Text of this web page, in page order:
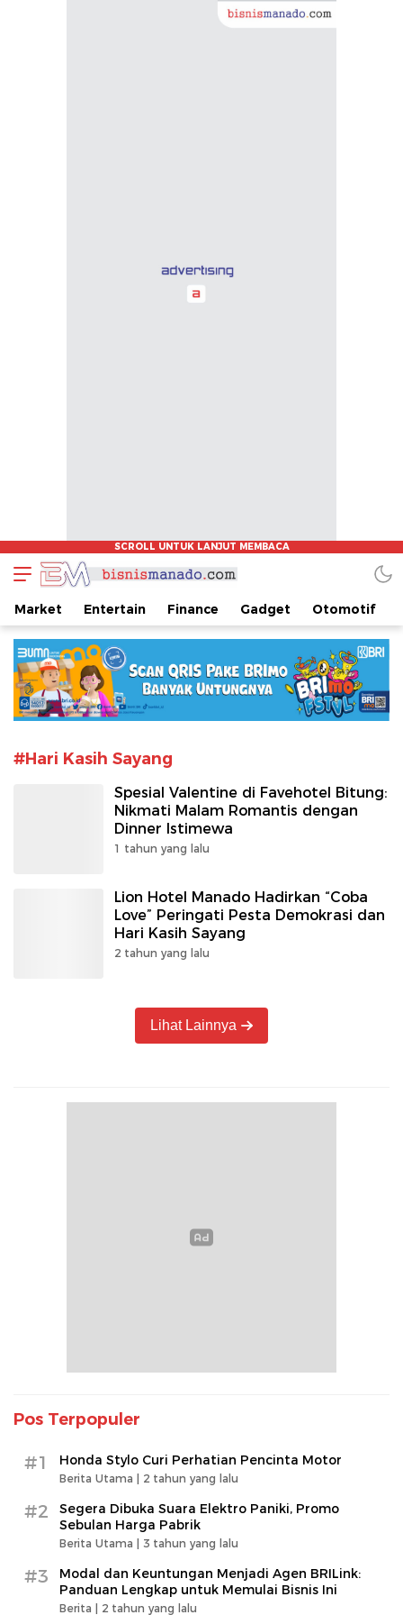
www.bisnismanado.com
Berita Bisnis Sulawesi Utara
Market Entertain Finance Gadget Otomotif
#Hari Kasih Sayang
Spesial Valentine di Favehotel Bitung:
Nikmati Malam Romantis dengan
Dinner Istimewa
1 tahun yang lalu
Lion Hotel Manado Hadirkan “Coba
Love” Peringati Pesta Demokrasi dan
Hari Kasih Sayang
2 tahun yang lalu
Lihat Lainnya
Pos Terpopuler
#1 Honda Stylo Curi Perhatian Pencinta Motor
Berita Utama | 2 tahun yang lalu
#2
Segera Dibuka Suara Elektro Paniki, Promo
Sebulan Harga Pabrik
Berita Utama | 3 tahun yang lalu
#3
Modal dan Keuntungan Menjadi Agen BRILink:
Panduan Lengkap untuk Memulai Bisnis Ini
Berita | 2 tahun yang lalu